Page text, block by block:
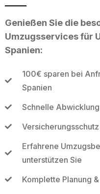
Genießen Sie die
Umzugsservices für
Spanien:
100€ sparen bei
Spanien
Schnelle
Erfahrene
unterstützen Sie
Komplette Planung